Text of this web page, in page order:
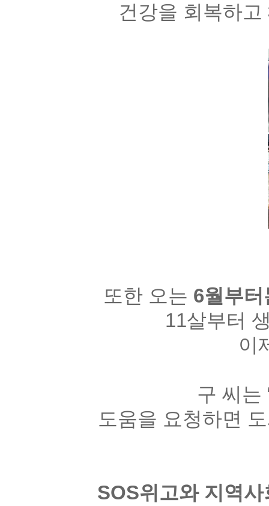
건강을 회복하고
또한 오는 6월부
11살부터
이
구 씨는
도움을 요청하면
SOS위고와 지역